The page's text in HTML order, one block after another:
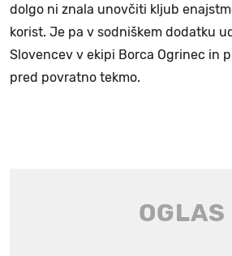
dolgo ni znala unovčiti kljub
korist. Je pa v sodniškem dodatku
Slovencev v ekipi Borca Ogrinec in
pred povratno tekmo.